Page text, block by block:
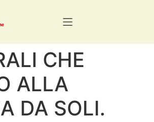
CHE
ALLA
DA SOLI.